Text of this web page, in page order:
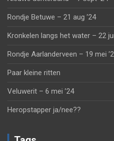
Rondje Betuwe – 21 aug ’24
Kronkelen langs het water – 22
Rondje Aarlanderveen – 19 mei
Paar kleine ritten
Veluwerit – 6 mei ’24
Heropstapper ja/nee??